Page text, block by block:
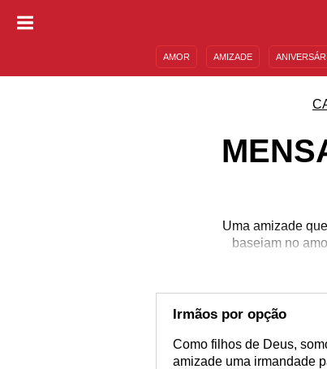
AMOR AMIZADE
Uma amizade
baseiam no
Irmãos por opção
Como filhos de Deus,
amizade uma irmandade